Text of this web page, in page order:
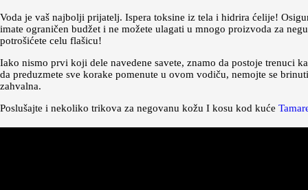
Voda je vaš najbolji prijatelj. Ispera toksine iz tela i hidrira ćelije!
imate ograničen budžet i ne možete ulagati u mnogo proizvoda za
potrošićete celu flašicu!
Iako nismo prvi koji dele navedene savete, znamo da postoje trenuci
da preduzmete sve korake pomenute u ovom vodiču, nemojte se
zahvalna.
Poslušajte i nekoliko trikova za negovanu kožu I kosu kod kuće